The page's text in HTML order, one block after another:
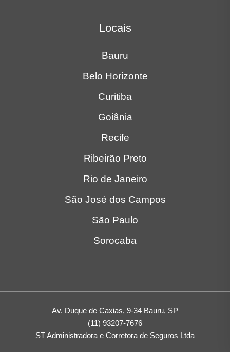
Locais
Bauru
Belo Horizonte
Curitiba
Goiânia
Recife
Ribeirão Preto
Rio de Janeiro
São José dos Campos
São Paulo
Sorocaba
Av. Duque de Caxias, 9-34 Bauru, SP
(11) 93207-7676
ST Administradora e Corretora de Seguros Ltda